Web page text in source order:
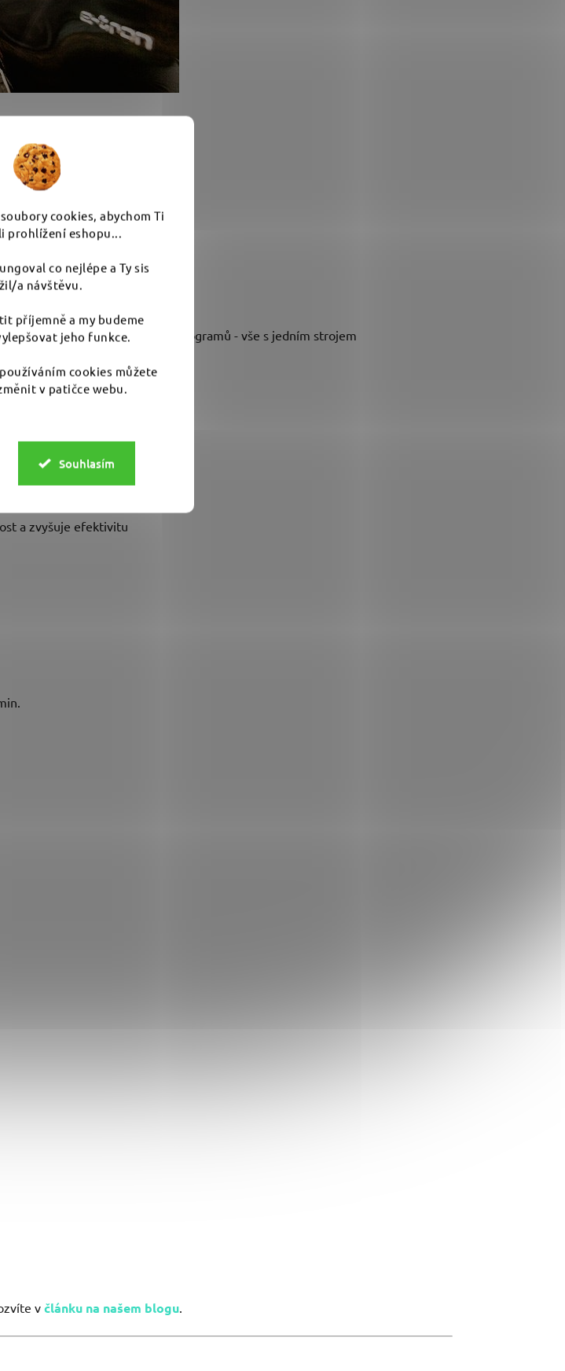
cookies, abychom Ti
prohlížení eshopu...
co nejlépe a Ty sis
a návštěvu.
příjemně a my budeme
jeho funkce.
cookies můžete
v patičce webu.
Souhlasím
a excentrický
až po finiš - odstraňování hologramů - vše s jedním strojem
pro trvalý běh
s LED-ukazatelem
SoftGrip
a zvyšuje efektivitu
v článku na našem blogu